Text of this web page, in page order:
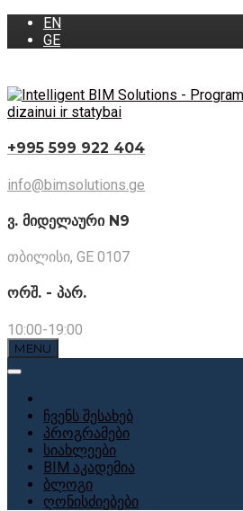
EN
GE
+995 599 922 404
info@bimsolutions.ge
ვ. მიდელაური N9
თბილისი, GE 0107
ორშ. - პარ.
10:00-19:00
MENU
ჩვენს შესახებ
პროგრამები
სიახლეები
BIM აკადემია
ბლოგი
ღონისძიებები